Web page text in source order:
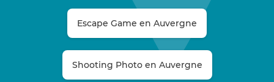
Escape Game en Auvergne
Shooting Photo en Auvergne